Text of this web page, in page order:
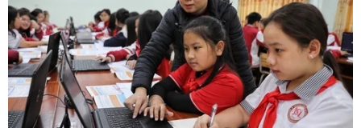
Binh sỹ Thái Lan được triển khai tại Bangkok sau cuộc họp giữa
Tư lệnh Lục quân Thái Lan, Tướng Prayuth Chan-ocha với các
phái chính trị ở thủ đô ngày 22/5. (Nguồn: AFP/TTXVN)
Theo Reuters, ngày 22/5, Phó phát ngôn viên
quân đội Thái Lan, ông Winthai Suvaree cho